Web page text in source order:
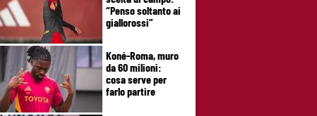
“Penso soltanto ai
giallorossi”
Koné-Roma, muro
da 60 milioni:
cosa serve per
farlo partire